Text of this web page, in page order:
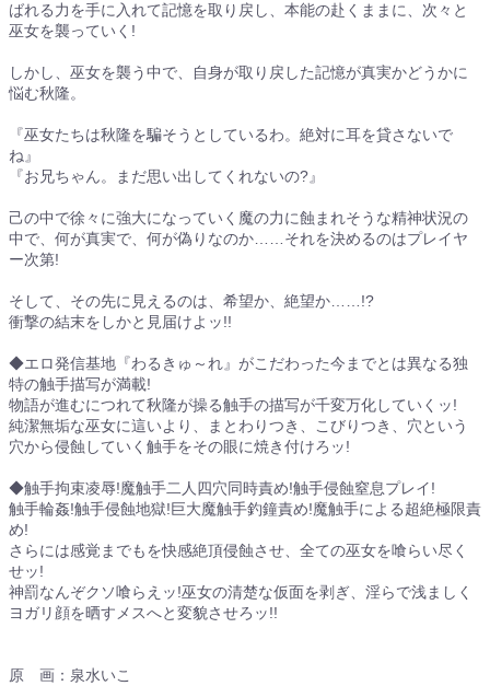
ばれる力を手に入れて記憶を取り戻し、本能の赴くままに、次々と
巫女を襲っていく!
しかし、巫女を襲う中で、自身が取り戻した記憶が真実かどうかに
悩む秋隆。
『巫女たちは秋隆を騙そうとしているわ。絶対に耳を貸さないで
ね』
『お兄ちゃん。まだ思い出してくれないの?』
己の中で徐々に強大になっていく魔の力に蝕まれそうな精神状況の
中で、何が真実で、何が偽りなのか……それを決めるのはプレイヤ
ー次第!
そして、その先に見えるのは、希望か、絶望か……!?
衝撃の結末をしかと見届けよッ!!
◆エロ発信基地『わるきゅ～れ』がこだわった今までとは異なる独
特の触手描写が満載!
物語が進むにつれて秋隆が操る触手の描写が千変万化していくッ!
純潔無垢な巫女に這いより、まとわりつき、こびりつき、穴という
穴から侵蝕していく触手をその眼に焼き付けろッ!
◆触手拘束凌辱!魔触手二人四穴同時責め!触手侵蝕窒息プレイ!
触手輪姦!触手侵蝕地獄!巨大魔触手釣鐘責め!魔触手による超絶極限責
め!
さらには感覚までもを快感絶頂侵蝕させ、全ての巫女を喰らい尽く
せッ!
神罰なんぞクソ喰らえッ!巫女の清楚な仮面を剥ぎ、淫らで浅ましく
ヨガリ顔を晒すメスへと変貌させろッ!!
原 画：泉水いこ